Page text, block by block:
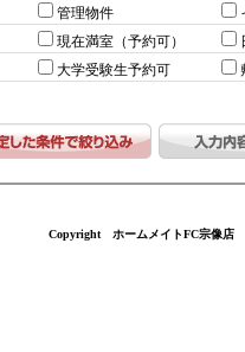
管理物件
現在満室（予約可）
大学受験生予約可
Copyright ホームメイトFC宗像店